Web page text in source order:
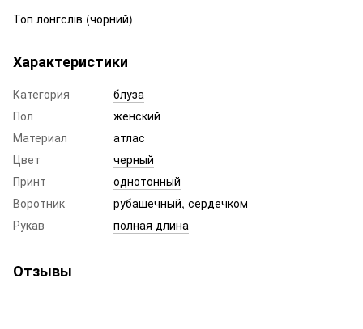
Топ лонгслів (чорний)
Характеристики
Категория
блуза
Пол
женский
Материал
атлас
Цвет
черный
Принт
однотонный
Воротник
рубашечный, сердечком
Рукав
полная длина
Отзывы